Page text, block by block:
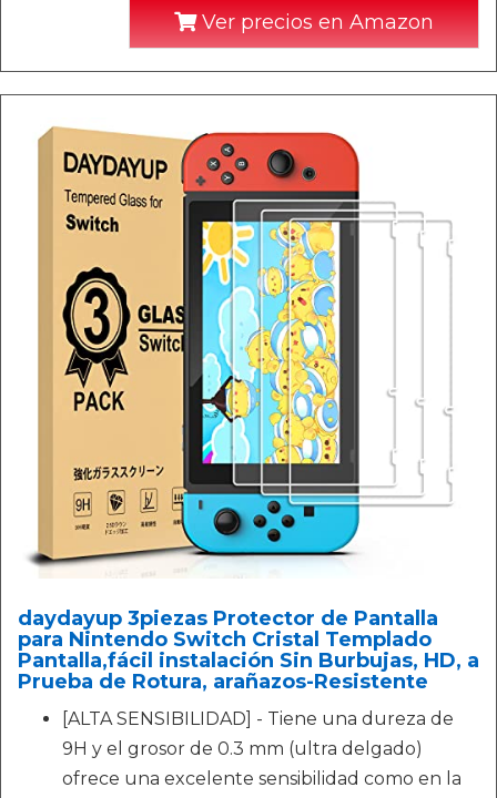
Ver precios en Amazon
daydayup 3piezas Protector de Pantalla
para Nintendo Switch Cristal Templado
Pantalla,fácil instalación Sin Burbujas, HD, a
Prueba de Rotura, arañazos-Resistente
[ALTA SENSIBILIDAD] - Tiene una dureza de
9H y el grosor de 0.3 mm (ultra delgado)
ofrece una excelente sensibilidad como en la